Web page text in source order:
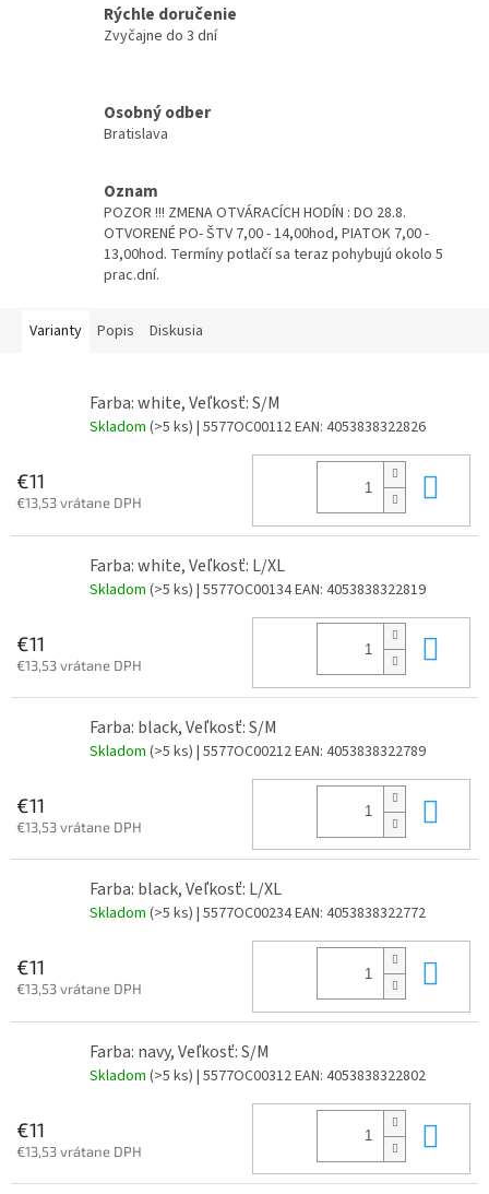
Rýchle doručenie
Zvyčajne do 3 dní
Osobný odber
Bratislava
Oznam
POZOR !!! ZMENA OTVÁRACÍCH HODÍN : DO 28.8.
OTVORENÉ PO- ŠTV 7,00 - 14,00hod, PIATOK 7,00 -
13,00hod. Termíny potlačí sa teraz pohybujú okolo 5
prac.dní.
Varianty Popis Diskusia
Farba: white, Veľkosť: S/M
Skladom (>5 ks) | 5577OC00112EAN: 4053838322826
€11
€13,53 vrátane DPH
Farba: white, Veľkosť: L/XL
Skladom (>5 ks) | 5577OC00134EAN: 4053838322819
€11
€13,53 vrátane DPH
Farba: black, Veľkosť: S/M
Skladom (>5 ks) | 5577OC00212EAN: 4053838322789
€11
€13,53 vrátane DPH
Farba: black, Veľkosť: L/XL
Skladom (>5 ks) | 5577OC00234EAN: 4053838322772
€11
€13,53 vrátane DPH
Farba: navy, Veľkosť: S/M
Skladom (>5 ks) | 5577OC00312EAN: 4053838322802
€11
€13,53 vrátane DPH